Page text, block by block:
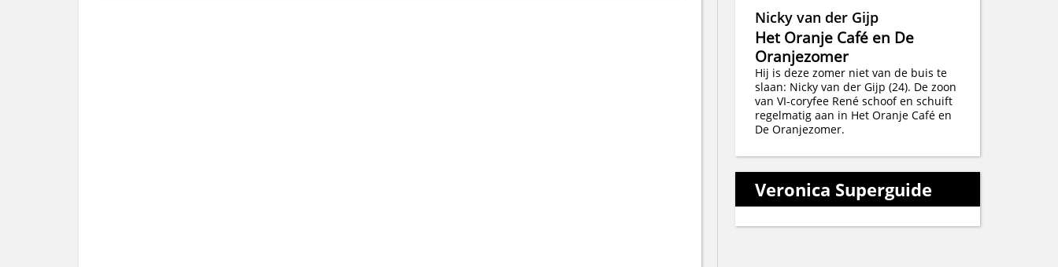
Nicky van der Gijp
Het Oranje Café en De
Oranjezomer
Hij is deze zomer niet van de buis te
slaan: Nicky van der Gijp (24). De zoon
van VI-coryfee René schoof en schuift
regelmatig aan in Het Oranje Café en
De Oranjezomer.
Veronica Superguide